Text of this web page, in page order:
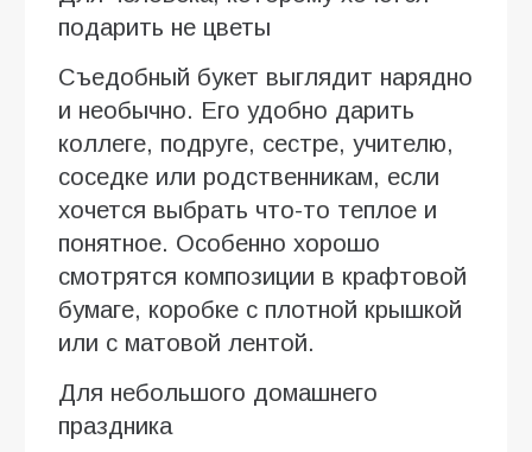
подарить не цветы
Съедобный букет выглядит нарядно
и необычно. Его удобно дарить
коллеге, подруге, сестре, учителю,
соседке или родственникам, если
хочется выбрать что-то теплое и
понятное. Особенно хорошо
смотрятся композиции в крафтовой
бумаге, коробке с плотной крышкой
или с матовой лентой.
Для небольшого домашнего
праздника